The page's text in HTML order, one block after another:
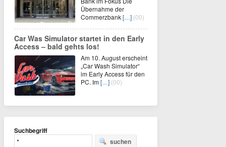
Übernahme der
Commerzbank[…] (00)
Car Was Simulator startet in den Early
Access – bald gehts los!
Am 10. August erscheint
„Car Wash Simulator“
im Early Access für den
PC. Im[…] (00)
Suchbegriff
suchen